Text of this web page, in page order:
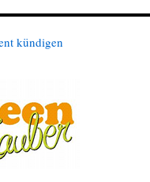
kündigen